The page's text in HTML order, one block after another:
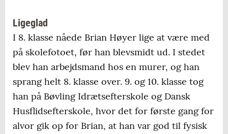
Ligeglad
I 8. klasse nåede Brian Høyer lige at være med
på skolefotoet, før han blevsmidt ud. I stedet
blev han arbejdsmand hos en murer, og han
sprang helt 8. klasse over. 9. og 10. klasse tog
han på Bøvling Idrætsefterskole og Dansk
Husflidsefterskole, hvor det for første gang for
alvor gik op for Brian, at han var god til fysisk